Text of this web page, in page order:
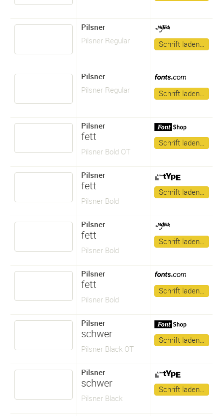
Pilsner
Pilsner Regular
Schrift laden…
Pilsner
Pilsner Regular
Schrift laden…
Pilsner
fett
Pilsner Bold OT
Schrift laden…
Pilsner
fett
Pilsner Bold
Schrift laden…
Pilsner
fett
Pilsner Bold
Schrift laden…
Pilsner
fett
Pilsner Bold
Schrift laden…
Pilsner
schwer
Pilsner Black OT
Schrift laden…
Pilsner
schwer
Pilsner Black
Schrift laden…